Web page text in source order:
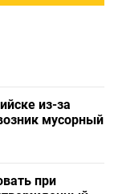
из-за
мусорный
при